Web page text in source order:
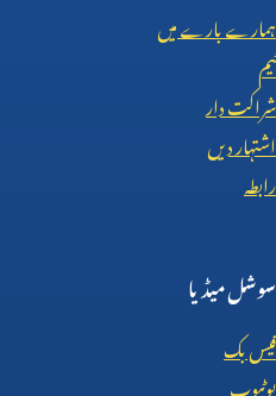
ہمارے بارے میں
ٹیم
شراکت دار
اشتہار دیں
رابطہ
سوشل میڈیا
فیس بک
یوٹیوب